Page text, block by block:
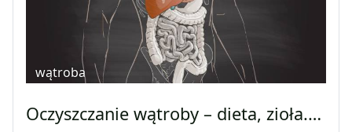
wątroba
Oczyszczanie wątroby – dieta, zioła.…